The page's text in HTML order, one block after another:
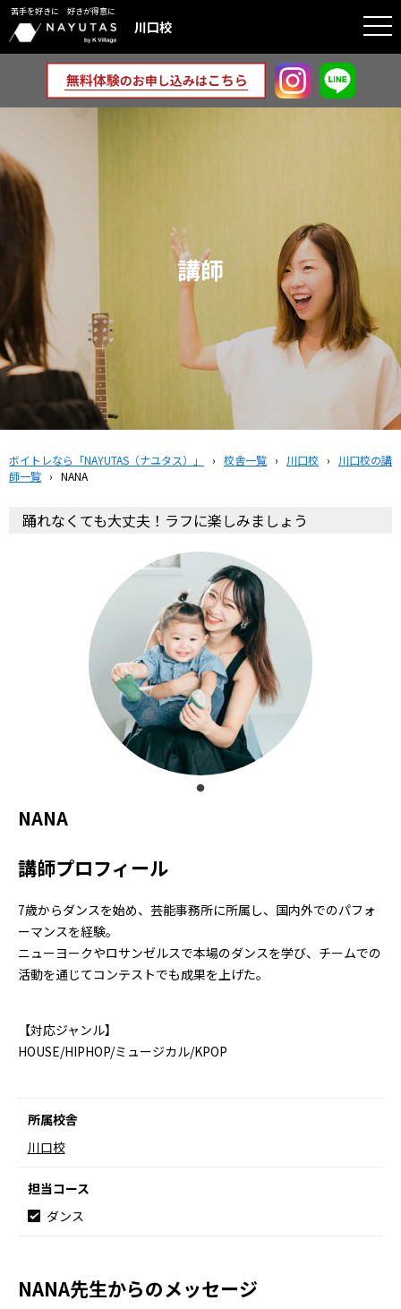
苦手を好きに 好きが得意に
川口校
講師
ボイトレなら「NAYUTAS（ナユタス）」 › 校舎一覧 › 川口校 ›
川口校の講
師一覧 › NANA
踊れなくても大丈夫！ラフに楽しみましょう
NANA
講師プロフィール
7歳からダンスを始め、芸能事務所に所属し、国内外でのパフォ
ーマンスを経験。
ニューヨークやロサンゼルスで本場のダンスを学び、チームでの
活動を通じてコンテストでも成果を上げた。
【対応ジャンル】
HOUSE/HIPHOP/ミュージカル/KPOP
所属校舎
川口校
担当コース
ダンス
NANA先生からのメッセージ